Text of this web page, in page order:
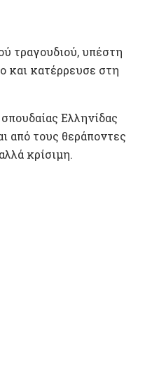
τραγουδιού, υπέστη
και κατέρρευσε στη
Ελληνίδας
από τους θεράποντες
κρίσιμη.